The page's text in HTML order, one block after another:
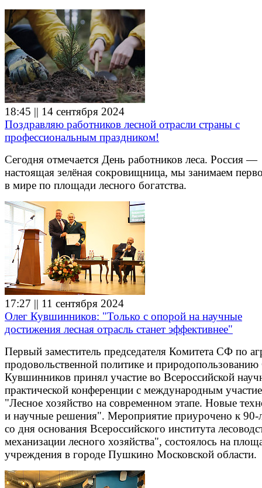
18:45 || 14 сентября 2024
Поздравляю работников лесной отрасли страны с
профессиональным праздником!
Сегодня отмечается День работников леса. Россия —
настоящая зелёная сокровищница, мы занимаем
в мире по площади лесного богатства.
17:27 || 11 сентября 2024
Олег Кувшинников: "Только с опорой на научные
достижения лесная отрасль станет эффективнее"
Первый заместитель председателя Комитета СФ по
продовольственной политике и природопользованию
Кувшинников принял участие во Всероссийской
практической конференции с международным
"Лесное хозяйство на современном этапе. Новые
и научные решения". Мероприятие приурочено к 90-
со дня основания Всероссийского института
механизации лесного хозяйства", состоялось на
учреждения в городе Пушкино Московской области.